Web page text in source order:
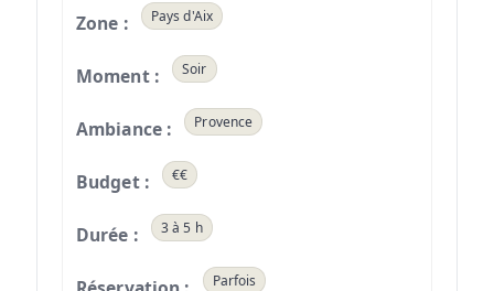
Pays d'Aix
Soir
Provence
€€
3 à 5 h
Parfois